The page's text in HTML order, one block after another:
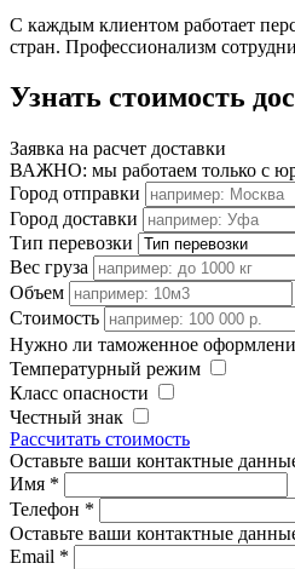
С каждым клиентом работает
стран. Профессионализм
Узнать стоимость
Заявка на расчет доставки
ВАЖНО: мы работаем только с
Город отправки
Город доставки
Тип перевозки
Вес груза
Объем
Стоимость
Нужно ли таможенное
Температурный режим
Класс опасности
Честный знак
Рассчитать стоимость
Оставьте ваши контактные
Имя *
Телефон *
Оставьте ваши контактные
Email *